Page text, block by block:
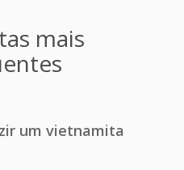
mais
um vietnamita